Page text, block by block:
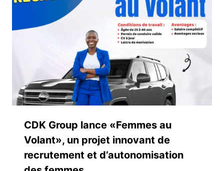
CDK Group lance «Femmes au
Volant», un projet innovant de
recrutement et d’autonomisation